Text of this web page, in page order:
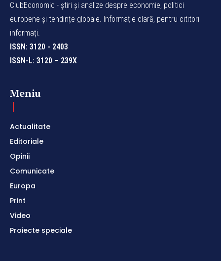
ClubEconomic - știri și analize despre economie, politici
europene și tendințe globale. Informație clară, pentru cititori
informați.
ISSN: 3120 - 2403
ISSN-L: 3120 – 239X
Meniu
Actualitate
Editoriale
Opinii
Comunicate
Europa
Print
Video
Proiecte speciale